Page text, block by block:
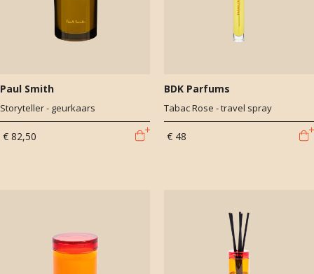
Paul Smith
Storyteller - geurkaars
€ 82,50
BDK Parfums
Tabac Rose - travel spray
€ 48